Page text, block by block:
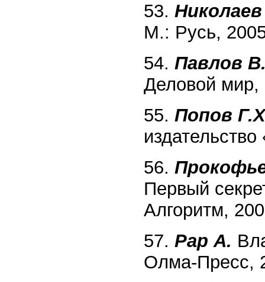
53.
М.: Русь,
54. Павлов
Деловой мир,
55. Попов
56.
Первый
Алгоритм,
57. Pap А.
Олма-Пресс,